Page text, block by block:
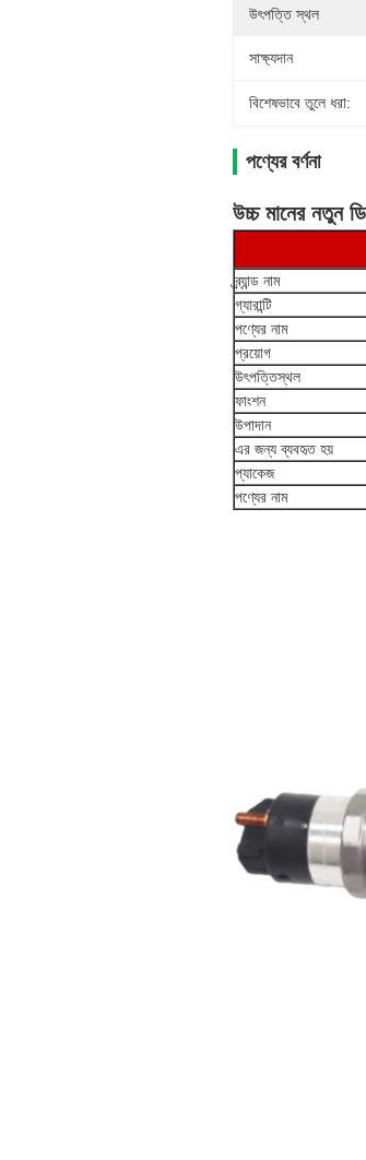
উৎপত্তি স্থল
সাক্ষ্যদান
বিশেষভাবে তুলে ধরা:
পণ্যের বর্ণনা
উচ্চ মানের নতুন
ব্র্যান্ড নাম
গ্যারান্টি
পণ্যের নাম
প্রয়োগ
উৎপত্তিস্থল
ফাংশন
উপাদান
এর জন্য ব্যবহৃত হয়
প্যাকেজ
পণ্যের নাম